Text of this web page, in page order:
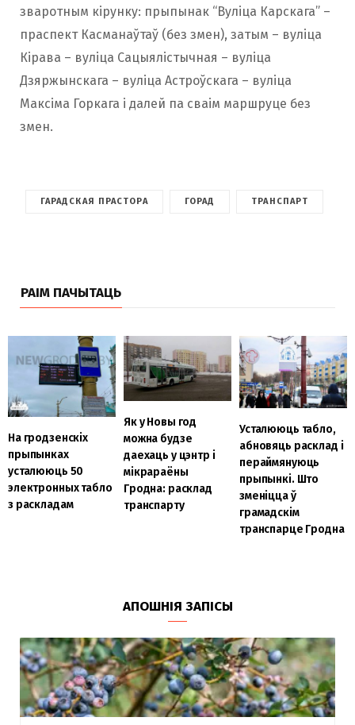
зваротным кірунку: прыпынак “Вуліца Карскага” –
праспект Касманаўтаў (без змен), затым – вуліца
Кірава – вуліца Сацыялістычная – вуліца
Дзяржынскага – вуліца Астроўскага – вуліца
Максіма Горкага і далей па сваім маршруце без
змен.
ГАРАДСКАЯ ПРАСТОРА ГОРАД ТРАНСПАРТ
РАІМ ПАЧЫТАЦЬ
На гродзенскіх
прыпынках
усталююць 50
электронных табло
з раскладам
Як у Новы год
можна будзе
даехаць у цэнтр і
мікрараёны
Гродна: расклад
транспарту
Усталююць табло,
абновяць расклад і
пераймянуюць
прыпынкі. Што
зменіцца ў
грамадскім
транспарце Гродна
АПОШНІЯ ЗАПІСЫ